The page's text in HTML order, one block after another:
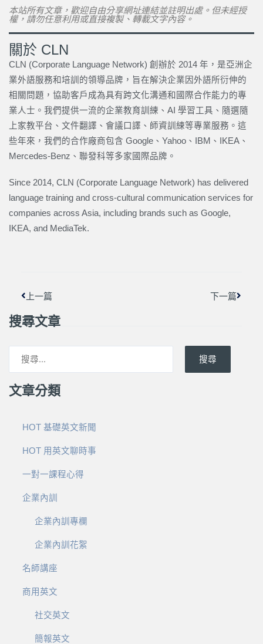
本站所有文章，歡迎自由分享網址連結並註明出處。但未經授
權，請勿任意利用或直接複製、轉載文字內容。
關於 CLN
CLN (Corporate Language Network) 創辦於 2014 年，是亞洲企
業外語服務和培訓的領導品牌，旨在解決企業因外語所衍伸的
相關問題，協助客戶成為具有跨文化溝通和國際合作能力的專
業人士。我們提供一流的企業教育訓練、AI 學習工具、隨選隨
上家教平台、文件翻譯、會議口譯、師資訓練等專業服務。這
些年來，我們的合作廠商包含 Google、Yahoo、IBM、IKEA、
Mercedes-Benz、聯發科等多家國際品牌。
Since 2014, CLN (Corporate Language Network) has delivered
language training and cross-cultural communication services for
companies across Asia, including brands such as Google,
IKEA, and MediaTek.
上一篇 下一篇
搜尋文章
搜尋
文章分類
HOT 基礎英文新聞
HOT 用英文聊時事
一對一課程心得
企業內訓
企業內訓專欄
企業內訓花絮
名師講座
商用英文
社交英文
簡報英文